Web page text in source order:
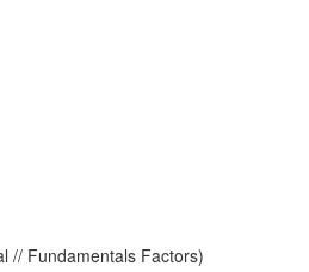
// Fundamentals Factors)